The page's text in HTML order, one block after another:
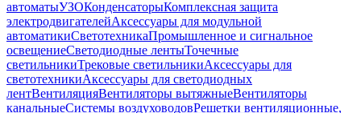
автоматыУЗОКонденсаторыКомплексная защита
электродвигателейАксессуары для модульной
автоматикиСветотехникаПромышленное и сигнальное
освещениеСветодиодные лентыТочечные
светильникиТрековые светильникиАксессуары для
светотехникиАксессуары для светодиодных
лентВентиляцияВентиляторы вытяжныеВентиляторы
канальныеСистемы воздуховодовРешетки вентиляционные,